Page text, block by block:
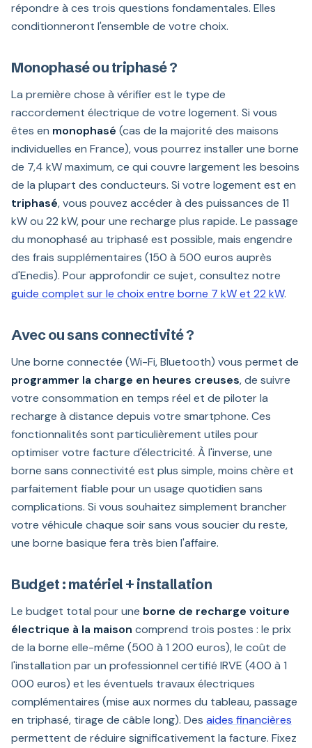
répondre à ces trois questions fondamentales. Elles
conditionneront l'ensemble de votre choix.
Monophasé ou triphasé ?
La première chose à vérifier est le type de
raccordement électrique de votre logement. Si vous
êtes en monophasé (cas de la majorité des maisons
individuelles en France), vous pourrez installer une borne
de 7,4 kW maximum, ce qui couvre largement les besoins
de la plupart des conducteurs. Si votre logement est en
triphasé, vous pouvez accéder à des puissances de 11
kW ou 22 kW, pour une recharge plus rapide. Le passage
du monophasé au triphasé est possible, mais engendre
des frais supplémentaires (150 à 500 euros auprès
d'Enedis). Pour approfondir ce sujet, consultez notre
guide complet sur le choix entre borne 7 kW et 22 kW.
Avec ou sans connectivité ?
Une borne connectée (Wi-Fi, Bluetooth) vous permet de
programmer la charge en heures creuses, de suivre
votre consommation en temps réel et de piloter la
recharge à distance depuis votre smartphone. Ces
fonctionnalités sont particulièrement utiles pour
optimiser votre facture d'électricité. À l'inverse, une
borne sans connectivité est plus simple, moins chère et
parfaitement fiable pour un usage quotidien sans
complications. Si vous souhaitez simplement brancher
votre véhicule chaque soir sans vous soucier du reste,
une borne basique fera très bien l'affaire.
Budget : matériel + installation
Le budget total pour une borne de recharge voiture
électrique à la maison comprend trois postes : le prix
de la borne elle-même (500 à 1 200 euros), le coût de
l'installation par un professionnel certifié IRVE (400 à 1
000 euros) et les éventuels travaux électriques
complémentaires (mise aux normes du tableau, passage
en triphasé, tirage de câble long). Des aides financières
permettent de réduire significativement la facture. Fixez